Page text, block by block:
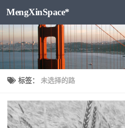
跳至内容
MengXinSpace*
标签： 未选择的路